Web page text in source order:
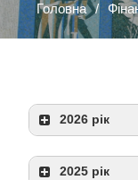
Головна
2026 рік
2025 рік